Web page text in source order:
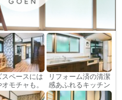
スペースには
モチャも。
リフォーム済の清潔
感あふれるキッチン